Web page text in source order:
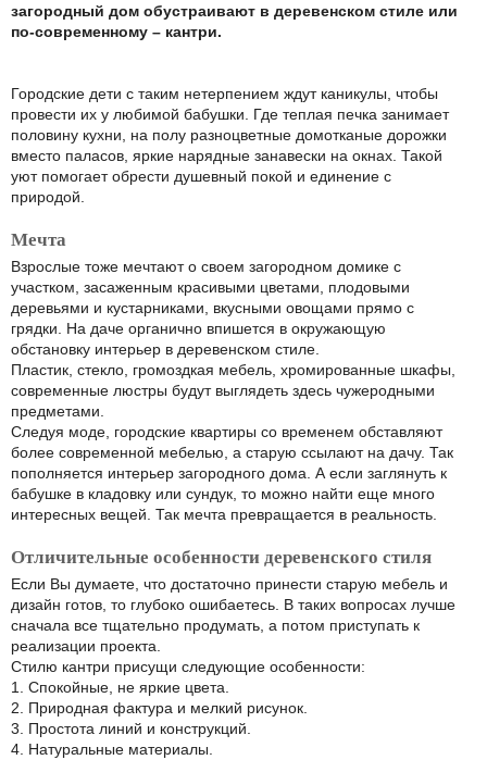
загородный дом обустраивают в деревенском стиле или
по-современному – кантри.
Городские дети с таким нетерпением ждут каникулы, чтобы
провести их у любимой бабушки. Где теплая печка занимает
половину кухни, на полу разноцветные домотканые дорожки
вместо паласов, яркие нарядные занавески на окнах. Такой
уют помогает обрести душевный покой и единение с
природой.
Мечта
Взрослые тоже мечтают о своем загородном домике с
участком, засаженным красивыми цветами, плодовыми
деревьями и кустарниками, вкусными овощами прямо с
грядки. На даче органично впишется в окружающую
обстановку интерьер в деревенском стиле.
Пластик, стекло, громоздкая мебель, хромированные шкафы,
современные люстры будут выглядеть здесь чужеродными
предметами.
Следуя моде, городские квартиры со временем обставляют
более современной мебелью, а старую ссылают на дачу. Так
пополняется интерьер загородного дома. А если заглянуть к
бабушке в кладовку или сундук, то можно найти еще много
интересных вещей. Так мечта превращается в реальность.
Отличительные особенности деревенского стиля
Если Вы думаете, что достаточно принести старую мебель и
дизайн готов, то глубоко ошибаетесь. В таких вопросах лучше
сначала все тщательно продумать, а потом приступать к
реализации проекта.
Стилю кантри присущи следующие особенности:
1. Спокойные, не яркие цвета.
2. Природная фактура и мелкий рисунок.
3. Простота линий и конструкций.
4. Натуральные материалы.